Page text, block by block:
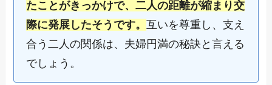
たことがきっかけで、二人の距離が縮まり交
際に発展したそうです。互いを尊重し、支え
合う二人の関係は、夫婦円満の秘訣と言える
でしょう。